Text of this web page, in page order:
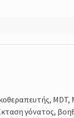
MDT,
γόνατος,